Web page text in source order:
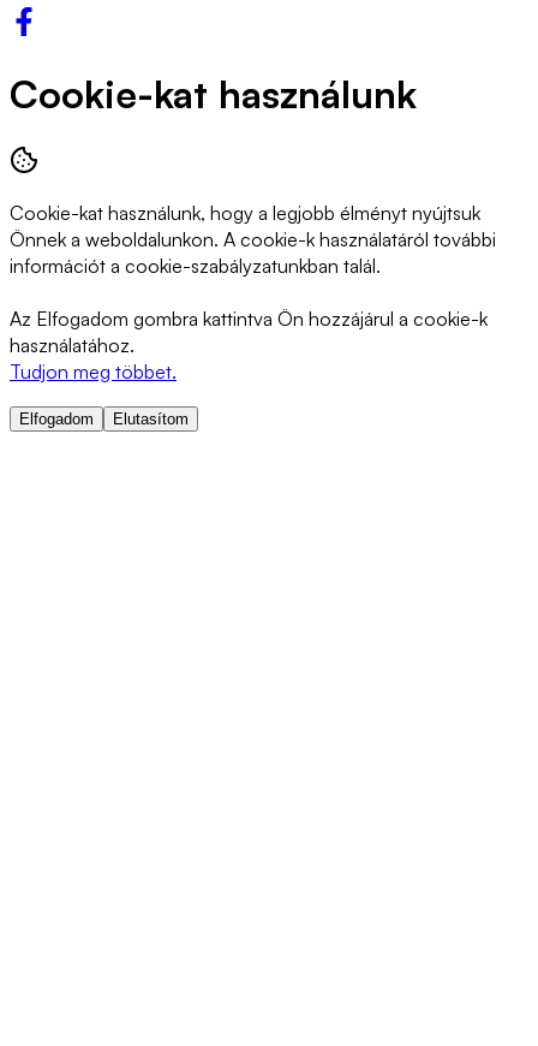
Cookie-kat használunk
Cookie-kat használunk, hogy a legjobb élményt nyújtsuk
Önnek a weboldalunkon. A cookie-k használatáról további
információt a cookie-szabályzatunkban talál.
Az Elfogadom gombra kattintva Ön hozzájárul a cookie-k
használatához.
Tudjon meg többet.
Elfogadom Elutasítom